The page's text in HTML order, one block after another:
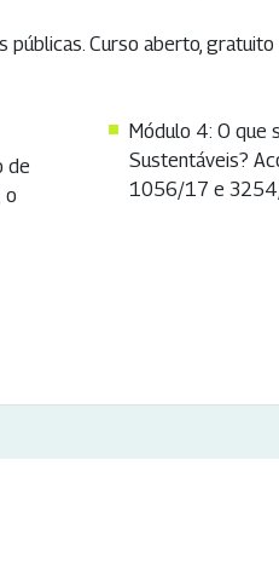
Curso aberto,
de
o
Módulo 4: O que
Sustentáveis?
1056/17 e 3254/